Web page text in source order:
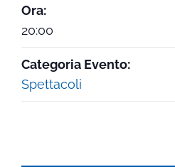
Ora:
20:00
Categoria Evento:
Spettacoli